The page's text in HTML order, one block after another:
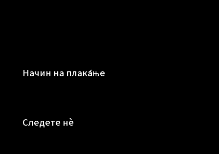
Начин на плаќање
Следете нè